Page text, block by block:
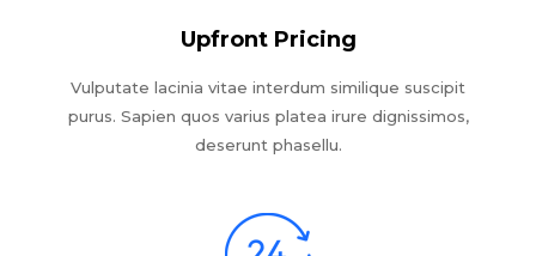
Upfront Pricing
Vulputate lacinia vitae interdum similique suscipit
purus. Sapien quos varius platea irure dignissimos,
deserunt phasellu.